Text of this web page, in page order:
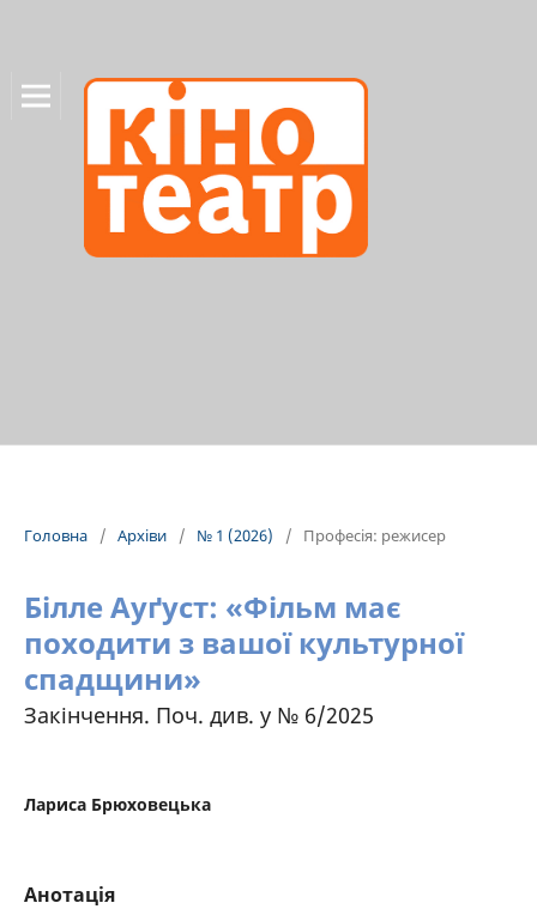
Головна / Архіви / № 1 (2026) / Професія: режисер
Білле Ауґуст: «Фільм має
походити з вашої культурної
спадщини»
Закінчення. Поч. див. у № 6/2025
Лариса Брюховецька
Анотація